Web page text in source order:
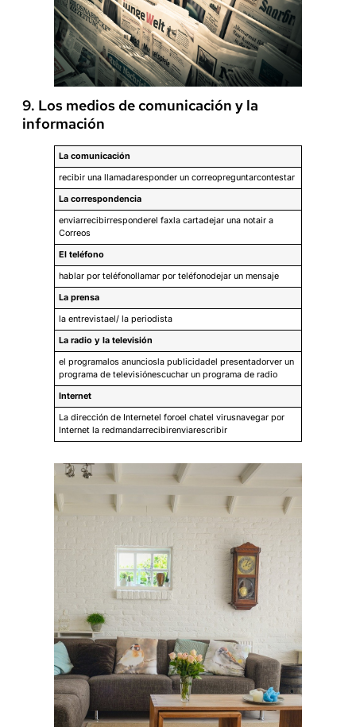
9. Los medios de comunicación y la
información
La comunicación
recibir una llamadaresponder un correopreguntarcontestar
La correspondencia
enviarrecibirresponderel faxla cartadejar una notair a
Correos
El teléfono
hablar por teléfonollamar por teléfonodejar un mensaje
La prensa
la entrevistael/ la periodista
La radio y la televisión
el programalos anunciosla publicidadel presentadorver un
programa de televisiónescuchar un programa de radio
Internet
La dirección de Internetel foroel chatel virusnavegar por
Internet la redmandarrecibirenviarescribir